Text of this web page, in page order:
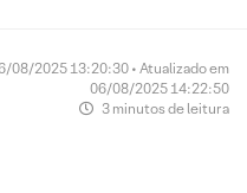
08/2025 13:20:30 • Atualizado em
06/08/2025 14:22:50
3 minutos de leitura